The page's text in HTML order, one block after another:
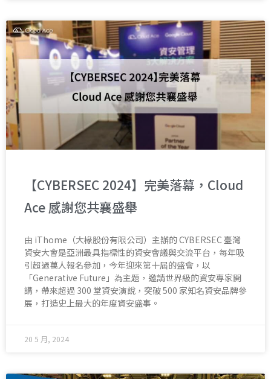
【CYBERSEC 2024】完美落幕，Cloud
Ace 感謝您共襄盛舉
由 iThome（大椽股份有限公司）主辦的 CYBERSEC 臺灣
資安大會是亞洲最具指標性的資安會議與交流平台，每年吸
引超過萬人報名參加，今年迎來第十屆的盛會，以
「Generative Future」為主題，邀請世界級的資安專家開
講，帶來超過 300 堂資安演說，突破 500 家知名資安品牌參
展，打造史上最大的年度資安盛事。
20 5 月, 2024